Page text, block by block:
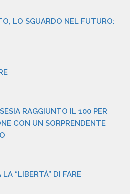
LO SGUARDO NEL FUTURO:
RAGGIUNTO IL 100 PER
CON UN SORPRENDENTE
“LIBERTÀ” DI FARE